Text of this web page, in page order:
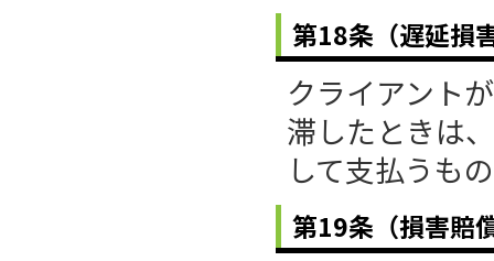
第18条（遅延損
クライアント
滞したときは
して支払うも
第19条（損害賠